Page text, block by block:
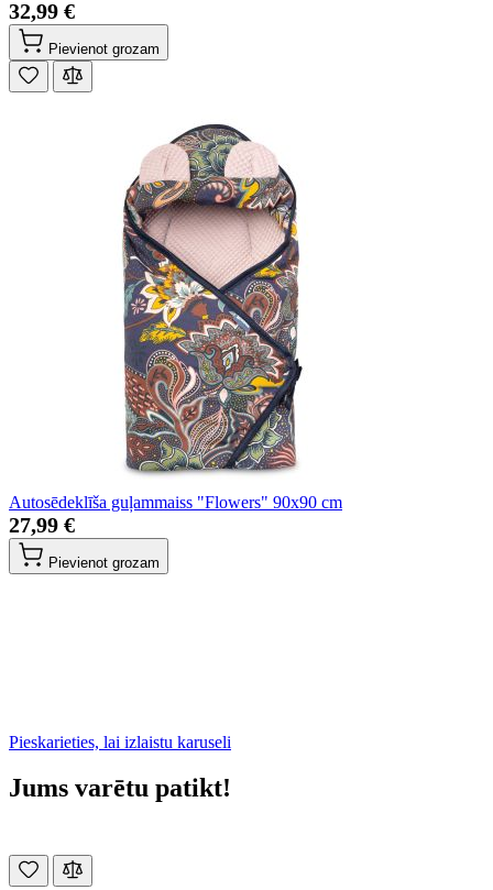
32,99 €
Pievienot grozam
Autosēdeklīša guļammaiss "Flowers" 90x90 cm
27,99 €
Pievienot grozam
Pieskarieties, lai izlaistu karuseli
Jums varētu patikt!